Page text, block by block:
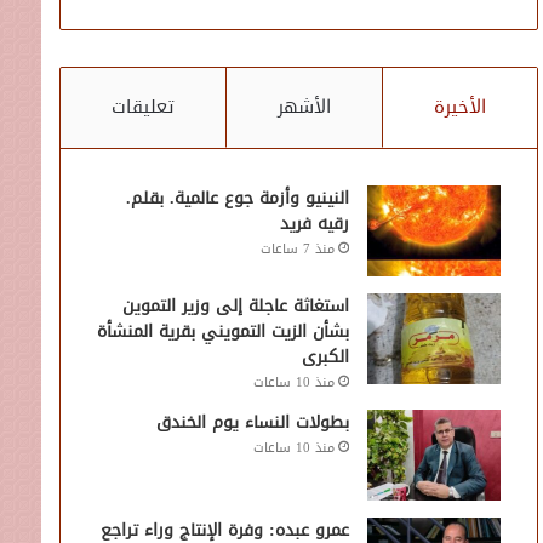
الأخيرة الأشهر تعليقات
النينيو وأزمة جوع عالمية. بقلم.
رقيه فريد
منذ 7 ساعات
استغاثة عاجلة إلى وزير التموين
بشأن الزيت التمويني بقرية المنشأة
الكبرى
منذ 10 ساعات
بطولات النساء يوم الخندق
منذ 10 ساعات
عمرو عبده: وفرة الإنتاج وراء تراجع